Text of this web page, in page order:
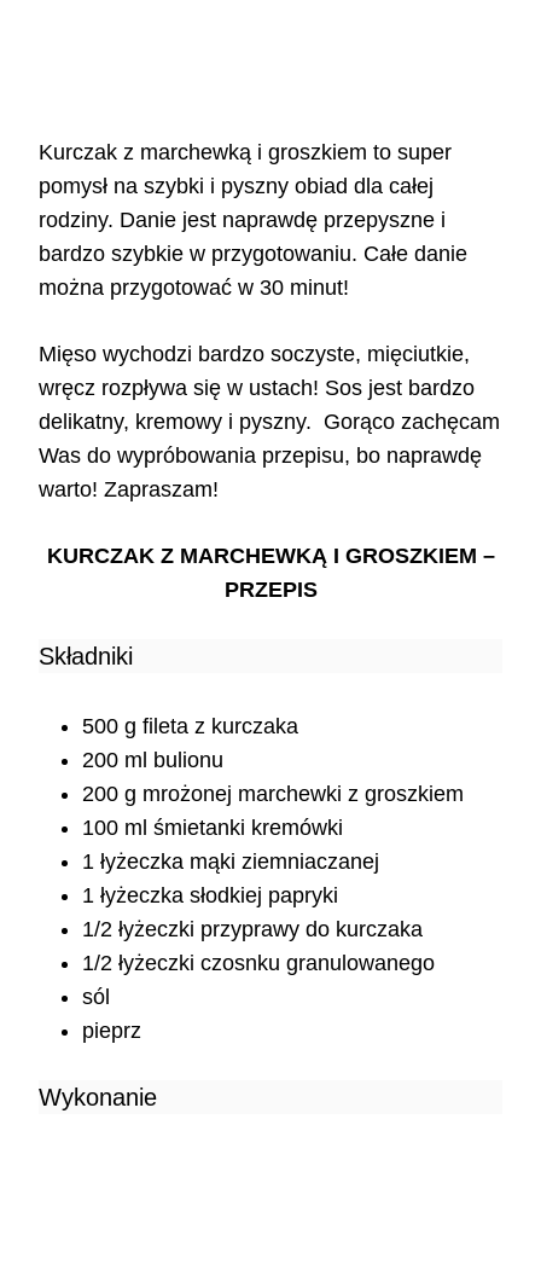
Kurczak z marchewką i groszkiem to super
pomysł na szybki i pyszny obiad dla całej
rodziny. Danie jest naprawdę przepyszne i
bardzo szybkie w przygotowaniu. Całe danie
można przygotować w 30 minut!
Mięso wychodzi bardzo soczyste, mięciutkie,
wręcz rozpływa się w ustach! Sos jest bardzo
delikatny, kremowy i pyszny. Gorąco zachęcam
Was do wypróbowania przepisu, bo naprawdę
warto! Zapraszam!
KURCZAK Z MARCHEWKĄ I GROSZKIEM –
PRZEPIS
Składniki
500 g fileta z kurczaka
200 ml bulionu
200 g mrożonej marchewki z groszkiem
100 ml śmietanki kremówki
1 łyżeczka mąki ziemniaczanej
1 łyżeczka słodkiej papryki
1/2 łyżeczki przyprawy do kurczaka
1/2 łyżeczki czosnku granulowanego
sól
pieprz
Wykonanie